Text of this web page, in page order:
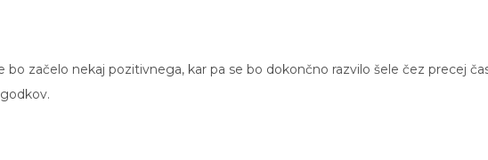
bo začelo nekaj pozitivnega, kar pa se bo dokončno razvilo šele čez precej